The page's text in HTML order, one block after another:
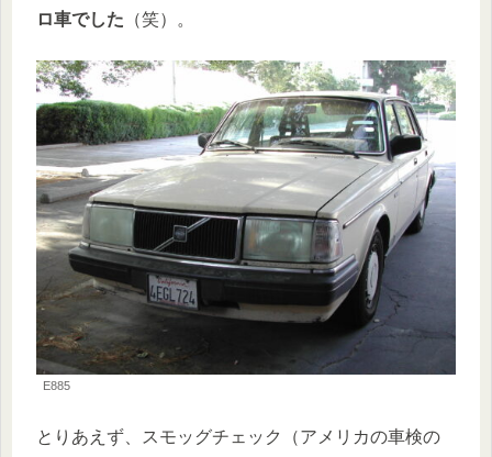
ロ車でした （笑）。
E885
とりあえず、スモッグチェック（アメリカの車検の